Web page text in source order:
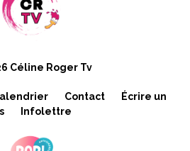
Céline Roger Tv
Contact
Écrire un
Infolettre